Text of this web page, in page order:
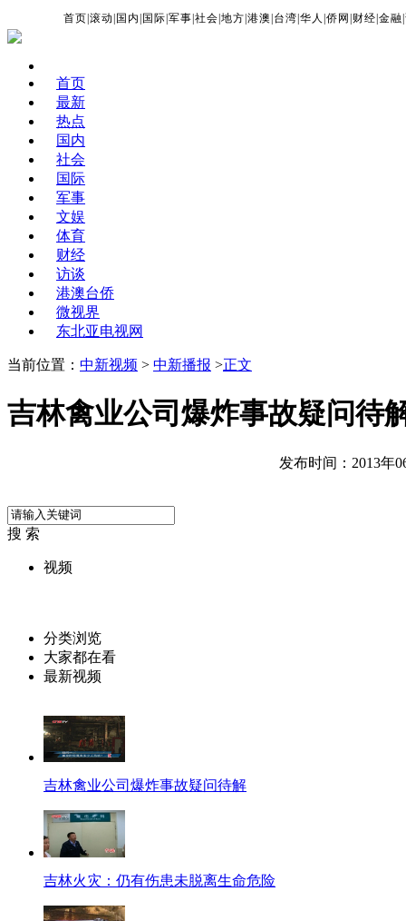
首页 |滚动 国内 国际 |军事 |社会 |地方 |港澳 台湾 |华人 |侨网 财经 |金融 |
首页
最新
热点
国内
社会
国际
军事
文娱
体育
财经
访谈
港澳台侨
微视界
东北亚电视网
当前位置： 中新视频 > 中新播报 >正文
吉林禽业公司爆炸事故疑问待
发布时间：2013年
搜 索
视频
分类浏览
大家都在看
最新视频
吉林禽业公司爆炸事故疑问待解
吉林火灾：仍有伤患未脱离生命危险